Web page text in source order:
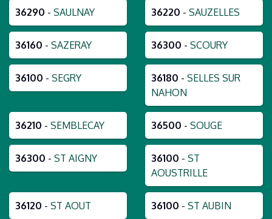
36290 - SAULNAY 36220 - SAUZELLES
36160 - SAZERAY 36300 - SCOURY
36100 - SEGRY 36180 - SELLES SUR
NAHON
36210 - SEMBLECAY 36500 - SOUGE
36300 - ST AIGNY 36100 - ST
AOUSTRILLE
36120 - ST AOUT 36100 - ST AUBIN